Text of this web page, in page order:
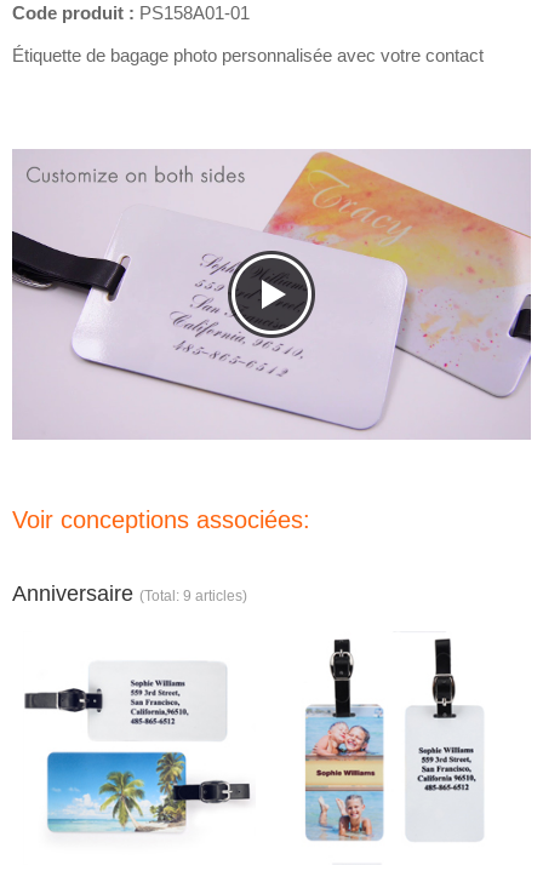
Code produit : PS158A01-01
Étiquette de bagage photo personnalisée avec votre contact
Voir conceptions associées:
Anniversaire (Total: 9 articles)